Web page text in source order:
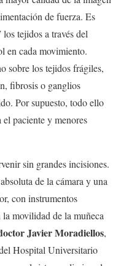
de fuerza. Es
tejidos a través del
en cada movimiento.
sobre los tejidos frágiles,
fibrosis o ganglios
Por supuesto, todo ello
el paciente y menores
sin grandes incisiones.
de la cámara y una
con instrumentos
movilidad de la muñeca
Javier Moradiellos,
Hospital Universitario